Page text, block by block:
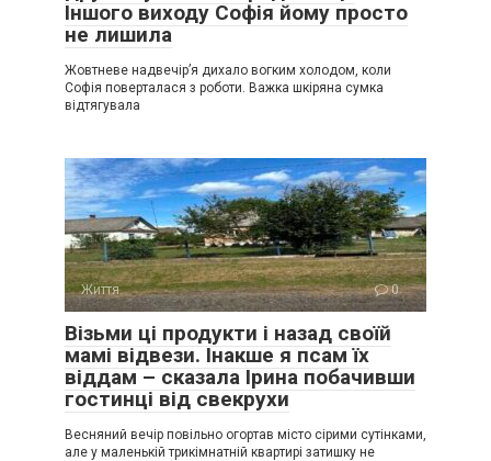
Іншого виходу Софія йому просто
не лишила
Жовтневе надвечір’я дихало вогким холодом, коли
Софія поверталася з роботи. Важка шкіряна сумка
відтягувала
Життя 0
Візьми ці продукти і назад своїй
мамі відвези. Інакше я псам їх
віддам – сказала Ірина побачивши
гостинці від свекрухи
Весняний вечір повільно огортав місто сірими сутінками,
але у маленькій трикімнатній квартирі затишку не